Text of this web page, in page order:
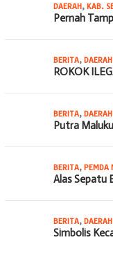
DAERAH, KAB.
Pernah
BERITA, DAERAH
ROKOK
BERITA, DAERAH
Putra
BERITA, PEMDA
Alas Sepatu
BERITA, DAERAH
Simbolis